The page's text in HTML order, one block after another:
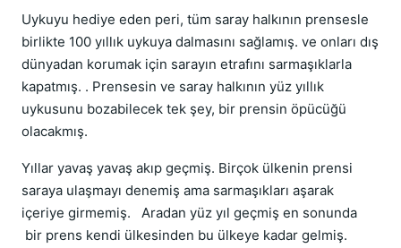
Uykuyu hediye eden peri, tüm saray halkının prensesle
birlikte 100 yıllık uykuya dalmasını sağlamış. ve onları dış
dünyadan korumak için sarayın etrafını sarmaşıklarla
kapatmış. . Prensesin ve saray halkının yüz yıllık
uykusunu bozabilecek tek şey, bir prensin öpücüğü
olacakmış.
Yıllar yavaş yavaş akıp geçmiş. Birçok ülkenin prensi
saraya ulaşmayı denemiş ama sarmaşıkları aşarak
içeriye girmemiş. Aradan yüz yıl geçmiş en sonunda
bir prens kendi ülkesinden bu ülkeye kadar gelmiş.